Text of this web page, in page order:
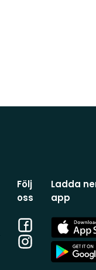
Följ
oss
Facebook
Instagram
Ladda
app
App
Store
App
Store